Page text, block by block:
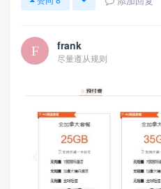
frank
尽量遵从规则